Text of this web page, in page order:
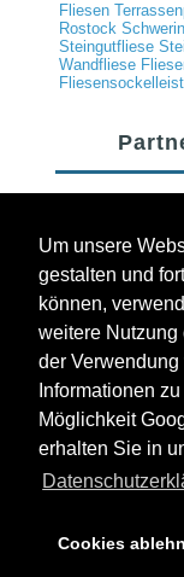
Um unsere
gestalten und
können,
weitere Nutzung
der
Informationen
Möglichkeit
erhalten Sie in
Cookies
Fliesen
Rostock Schwerin
Steingutfliese
Wandfliese